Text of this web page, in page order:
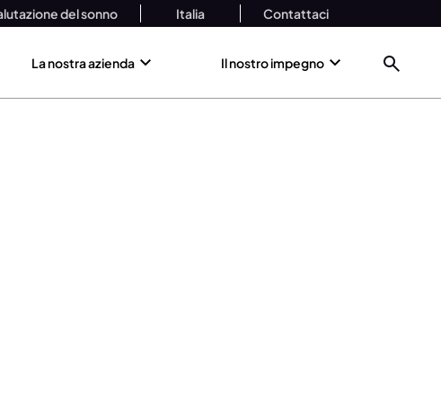
del sonno Italia Contattaci
La nostra azienda Il nostro impegno